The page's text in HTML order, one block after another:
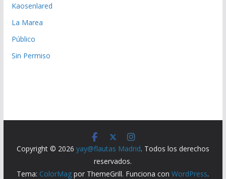
Kaosenlared
La Marea
Público
Sin Permiso
Copyright © 2026 yay@flautas Madrid. Todos los derechos
reservados.
Tema: ColorMag por ThemeGrill. Funciona conWordPress.